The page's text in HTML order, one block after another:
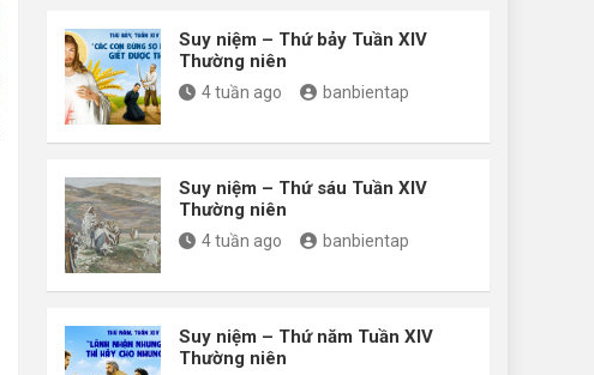
Suy niệm – Thứ bảy Tuần XIV
Thường niên
4 tuần ago banbientap
Suy niệm – Thứ sáu Tuần XIV
Thường niên
4 tuần ago banbientap
Suy niệm – Thứ năm Tuần XIV
Thường niên